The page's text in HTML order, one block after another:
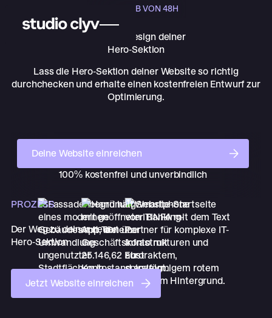
INNERHALB VON 48H
Gratis Redesign deiner
Hero-Sektion
Lass die Hero-Sektion deiner Website so richtig
durchchecken und erhalte einen kostenfreien Entwurf zur
Optimierung.
Deine Website einreichen
100% kostenfrei und unverbindlich
PROZESS
Der Weg zu deiner neuen
Hero-Sektion
Jetzt Website einreichen